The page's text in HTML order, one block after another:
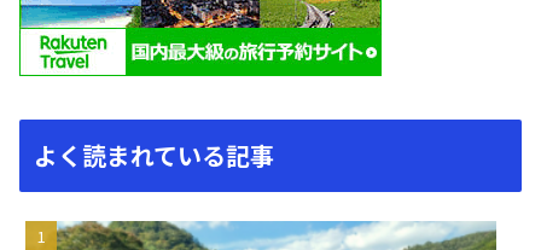
よく読まれている記事